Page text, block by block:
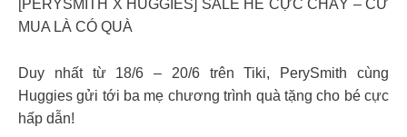
[PERYSMITH X HUGGIES] SALE HÈ CỰC CHÁY – CỨ
MUA LÀ CÓ QUÀ
Duy nhất từ 18/6 – 20/6 trên Tiki, PerySmith cùng
Huggies gửi tới ba mẹ chương trình quà tặng cho bé cực
hấp dẫn!